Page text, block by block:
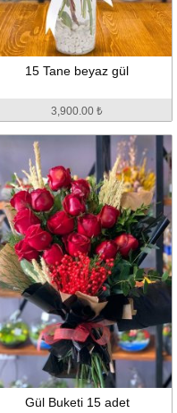
15 Tane beyaz gül
3,900.00 ₺
Gül Buketi 15 adet